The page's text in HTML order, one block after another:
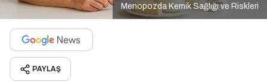
Menopozda Kemik Sağlığı ve Riskleri
PAYLAŞ